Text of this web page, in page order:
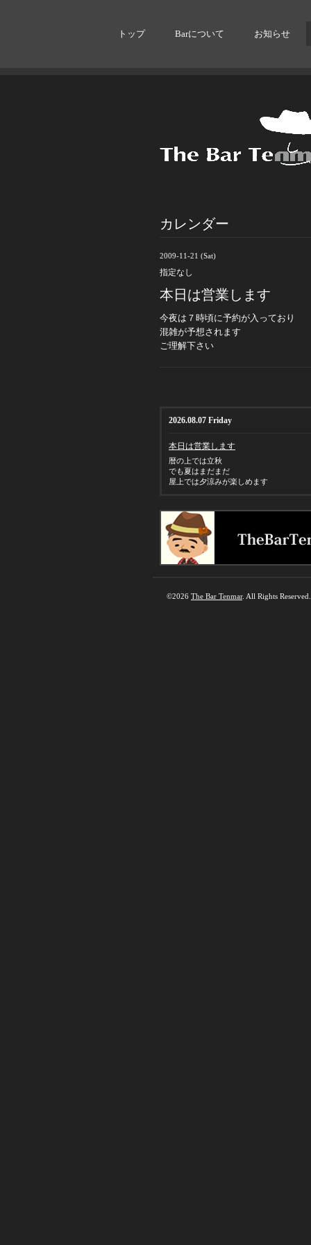
トップ Barについて お知らせ
カレンダー
2009-11-21 (Sat)
指定なし
本日は営業します
今夜は７時頃に予約が入っており
混雑が予想されます
ご理解下さい
2026.08.07 Friday
本日は営業します
暦の上では立秋
でも夏はまだまだ
屋上では夕涼みが楽しめます
©2026 The Bar Tenmar. All Rights Reserved.